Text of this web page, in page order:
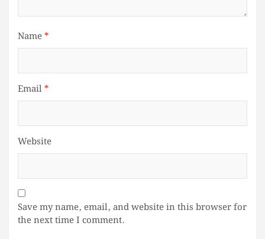
Name*
Email*
Website
Save my name, email, and website in this browser for
the next time I comment.